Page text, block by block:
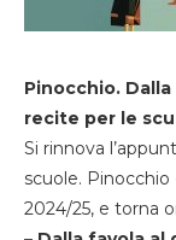
Pinocchio.
recite per le
Si rinnova
scuole.
2024/25, e torna